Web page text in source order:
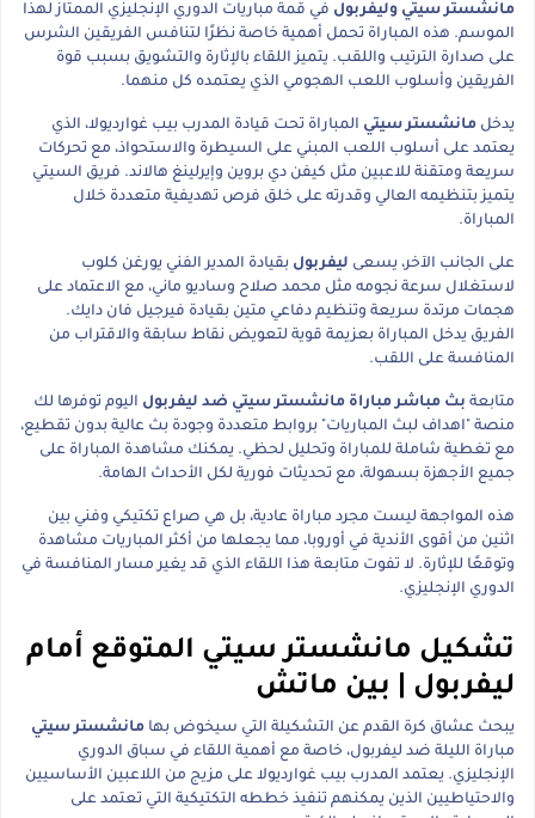
مانشستر سيتي وليفربول في قمة مباريات الدوري الإنجليزي الممتاز لهذا
الموسم. هذه المباراة تحمل أهمية خاصة نظرًا لتنافس الفريقين الشرس
على صدارة الترتيب واللقب. يتميز اللقاء بالإثارة والتشويق بسبب قوة
الفريقين وأسلوب اللعب الهجومي الذي يعتمده كل منهما.
يدخل مانشستر سيتي المباراة تحت قيادة المدرب بيب غوارديولا، الذي
يعتمد على أسلوب اللعب المبني على السيطرة والاستحواذ، مع تحركات
سريعة ومتقنة للاعبين مثل كيفن دي بروين وإيرلينغ هالاند. فريق السيتي
يتميز بتنظيمه العالي وقدرته على خلق فرص تهديفية متعددة خلال
المباراة.
على الجانب الآخر، يسعى ليفربول بقيادة المدير الفني يورغن كلوب
لاستغلال سرعة نجومه مثل محمد صلاح وساديو ماني، مع الاعتماد على
هجمات مرتدة سريعة وتنظيم دفاعي متين بقيادة فيرجيل فان دايك.
الفريق يدخل المباراة بعزيمة قوية لتعويض نقاط سابقة والاقتراب من
المنافسة على اللقب.
متابعة بث مباشر مباراة مانشستر سيتي ضد ليفربول اليوم توفرها لك
منصة "اهداف لبث المباريات" بروابط متعددة وجودة بث عالية بدون تقطيع،
مع تغطية شاملة للمباراة وتحليل لحظي. يمكنك مشاهدة المباراة على
جميع الأجهزة بسهولة، مع تحديثات فورية لكل الأحداث الهامة.
هذه المواجهة ليست مجرد مباراة عادية، بل هي صراع تكتيكي وفني بين
اثنين من أقوى الأندية في أوروبا، مما يجعلها من أكثر المباريات مشاهدة
وتوقعًا للإثارة. لا تفوت متابعة هذا اللقاء الذي قد يغير مسار المنافسة في
الدوري الإنجليزي.
تشكيل مانشستر سيتي المتوقع أمام
ليفربول | بين ماتش
يبحث عشاق كرة القدم عن التشكيلة التي سيخوض بها مانشستر سيتي
مباراة الليلة ضد ليفربول، خاصة مع أهمية اللقاء في سباق الدوري
الإنجليزي. يعتمد المدرب بيب غوارديولا على مزيج من اللاعبين الأساسيين
والاحتياطيين الذين يمكنهم تنفيذ خططه التكتيكية التي تعتمد على